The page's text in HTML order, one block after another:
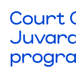
Court